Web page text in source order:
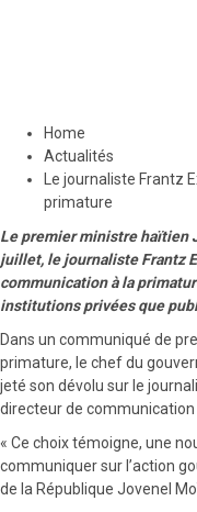
Home
Actualités
Le journaliste Frantz
primature
Le premier ministre haïtien
juillet, le journaliste Frantz
communication à la
institutions privées que
Dans un communiqué de
primature, le chef du
jeté son dévolu sur le
directeur de communication
« Ce choix témoigne, une
communiquer sur l’action
de la République Jovenel